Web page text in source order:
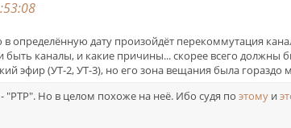
дату произойдёт перекоммутация
каналы, и какие причины... скорее всего
эфир (УТ-2, УТ-3), но его зона вещания была
Но в целом похоже на неё. Ибо судя по этому и